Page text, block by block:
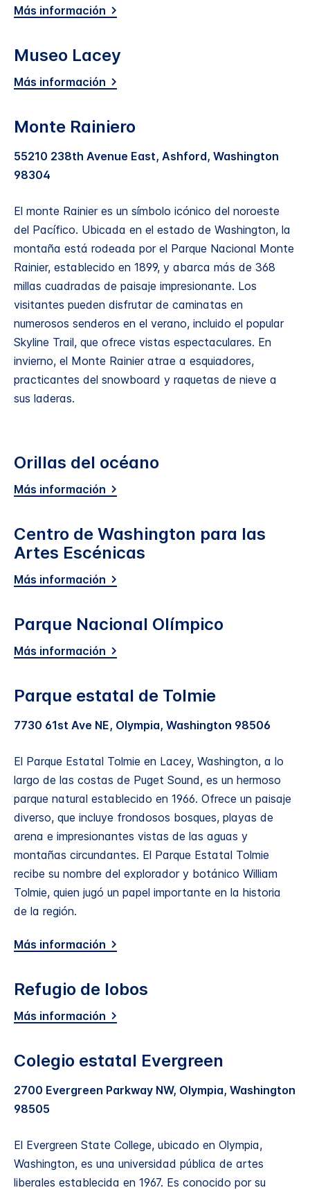
Más información
Museo Lacey
Más información
Monte Rainiero
55210 238th Avenue East, Ashford, Washington
98304
El monte Rainier es un símbolo icónico del noroeste
del Pacífico. Ubicada en el estado de Washington, la
montaña está rodeada por el Parque Nacional Monte
Rainier, establecido en 1899, y abarca más de 368
millas cuadradas de paisaje impresionante. Los
visitantes pueden disfrutar de caminatas en
numerosos senderos en el verano, incluido el popular
Skyline Trail, que ofrece vistas espectaculares. En
invierno, el Monte Rainier atrae a esquiadores,
practicantes del snowboard y raquetas de nieve a
sus laderas.
Orillas del océano
Más información
Centro de Washington para las
Artes Escénicas
Más información
Parque Nacional Olímpico
Más información
Parque estatal de Tolmie
7730 61st Ave NE, Olympia, Washington 98506
El Parque Estatal Tolmie en Lacey, Washington, a lo
largo de las costas de Puget Sound, es un hermoso
parque natural establecido en 1966. Ofrece un paisaje
diverso, que incluye frondosos bosques, playas de
arena e impresionantes vistas de las aguas y
montañas circundantes. El Parque Estatal Tolmie
recibe su nombre del explorador y botánico William
Tolmie, quien jugó un papel importante en la historia
de la región.
Más información
Refugio de lobos
Más información
Colegio estatal Evergreen
2700 Evergreen Parkway NW, Olympia, Washington
98505
El Evergreen State College, ubicado en Olympia,
Washington, es una universidad pública de artes
liberales establecida en 1967. Es conocido por su